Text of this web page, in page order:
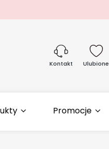
Kontakt Ulubione
Promocje